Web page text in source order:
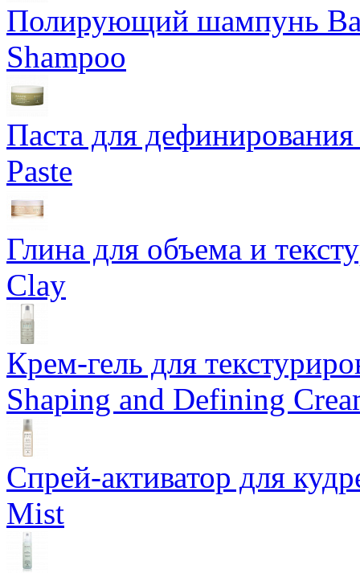
Полирующий шампунь
Shampoo
Паста для
Paste
Глина для объема и
Clay
Крем-гель для
Shaping and Defining
Спрей-активатор для
Mist